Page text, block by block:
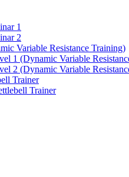
1
2
Variable Resistance Training)
1 (Dynamic Variable
2 (Dynamic Variable
Trainer
Trainer